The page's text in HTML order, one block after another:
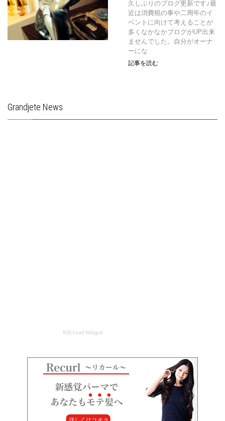
久しぶりのブログ更新です♪最
近は消費税の事や二周年のイ
ベントに向けて考えることが
多くなかなかブログがUP出来
ませんでした。自分がオーナ
ーにな
記事を読む
Grandjete News
RSS Feed Widget